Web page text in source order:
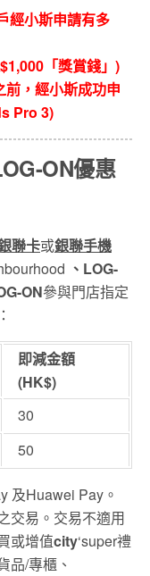
經小斯申請有多
「獎賞錢」)
，經小斯成功申
Pro 3)
ON優惠
聯卡或銀聯手機
、LOG-
ON參與門店指定
即減金額
(HK$)
30
50
及Huawei Pay。
交易。交易不適用
或增值city‘super禮
品/專櫃、